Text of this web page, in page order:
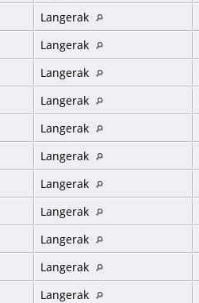
Langerak
Langerak
Langerak
Langerak
Langerak
Langerak
Langerak
Langerak
Langerak
Langerak
Langerak